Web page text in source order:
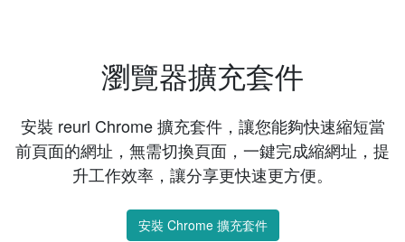
瀏覽器擴充套件
安裝 reurl Chrome 擴充套件，讓您能夠快速縮短當
前頁面的網址，無需切換頁面，一鍵完成縮網址，提
升工作效率，讓分享更快速更方便。
安裝 Chrome 擴充套件